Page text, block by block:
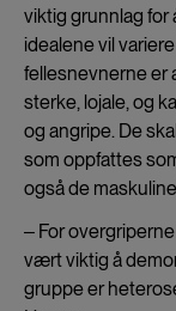
viktig grunnlag for
idealene vil
fellesnevnerne er
sterke, lojale, og
og angripe. De
som oppfattes
også de
‒ For
vært viktig å
gruppe er